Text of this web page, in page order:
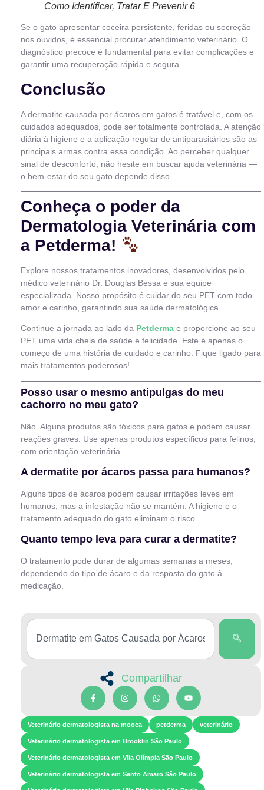
Como Identificar, Tratar E Prevenir 6
Se o gato apresentar coceira persistente, feridas ou secreção
nos ouvidos, é essencial procurar atendimento veterinário. O
diagnóstico precoce é fundamental para evitar complicações e
garantir uma recuperação rápida e segura.
Conclusão
A dermatite causada por ácaros em gatos é tratável e, com os
cuidados adequados, pode ser totalmente controlada. A atenção
diária à higiene e a aplicação regular de antiparasitários são as
principais armas contra essa condição. Ao perceber qualquer
sinal de desconforto, não hesite em buscar ajuda veterinária —
o bem-estar do seu gato depende disso.
Conheça o poder da
Dermatologia Veterinária com
a Petderma!
Explore nossos tratamentos inovadores, desenvolvidos pelo
médico veterinário Dr. Douglas Bessa e sua equipe
especializada. Nosso propósito é cuidar do seu PET com todo
amor e carinho, garantindo sua saúde dermatológica.
Continue a jornada ao lado da Petderma e proporcione ao seu
PET uma vida cheia de saúde e felicidade. Este é apenas o
começo de uma história de cuidado e carinho. Fique ligado para
mais tratamentos poderosos!
Posso usar o mesmo antipulgas do meu
cachorro no meu gato?
Não. Alguns produtos são tóxicos para gatos e podem causar
reações graves. Use apenas produtos específicos para felinos,
com orientação veterinária.
A dermatite por ácaros passa para humanos?
Alguns tipos de ácaros podem causar irritações leves em
humanos, mas a infestação não se mantém. A higiene e o
tratamento adequado do gato eliminam o risco.
Quanto tempo leva para curar a dermatite?
O tratamento pode durar de algumas semanas a meses,
dependendo do tipo de ácaro e da resposta do gato à
medicação.
Compartilhar
Veterinário dermatologista na mooca petderma veterinário
Veterinário dermatologista em Brooklin São Paulo
Veterinário dermatologista em Vila Olímpia São Paulo
Veterinário dermatologista em Santo Amaro São Paulo